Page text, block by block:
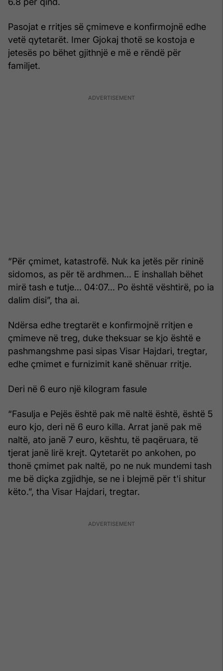
Pasojat e rritjes së çmimeve e konfirmojnë edhe
vetë qytetarët. Imer Gjokaj thotë se kostoja e
jetesës po bëhet gjithnjë e më e rëndë për
familjet.
“Për çmimet, katastrofë. Nuk ka jetës për rininë
sidomos, as për të ardhmen... E inshallah bëhet
mirë tash e tutje... 04:07... Po është vështirë, po ia
dalim disi”, tha ai.
Ndërsa edhe tregtarët e konfirmojnë rritjen e
çmimeve në treg, duke theksuar se kjo është e
pashmangshme pasi sipas Visar Hajdari, tregtar,
edhe çmimet e furnizimit kanë shënuar rritje.
Deri në 6 euro një kilogram fasule
“Fasulja e Pejës është pak më naltë është, është 5
euro kjo, deri në 6 euro killa. Arrat janë pak më
naltë, ato janë 7 euro, kështu, të paqëruara, të
tjerat janë lirë krejt. Qytetarët po ankohen, po
thonë çmimet pak naltë, po ne nuk mundemi tash
me bë diçka zgjidhje, se ne i blejmë për t'i shitur
këto.”, tha Visar Hajdari, tregtar.